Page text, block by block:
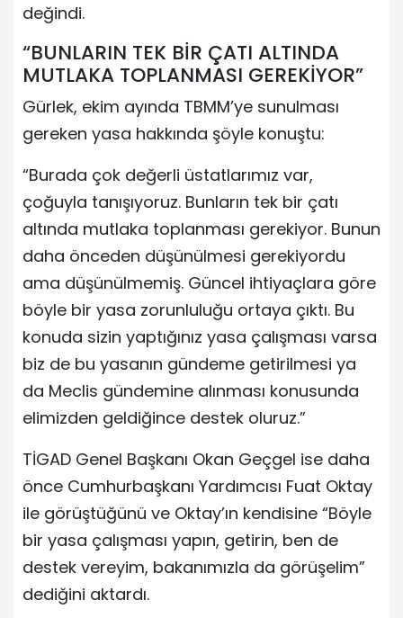
değindi.
“BUNLARIN TEK BİR ÇATI ALTINDA
MUTLAKA TOPLANMASI GEREKİYOR”
Gürlek, ekim ayında TBMM’ye sunulması
gereken yasa hakkında şöyle konuştu:
“Burada çok değerli üstatlarımız var,
çoğuyla tanışıyoruz. Bunların tek bir çatı
altında mutlaka toplanması gerekiyor. Bunun
daha önceden düşünülmesi gerekiyordu
ama düşünülmemiş. Güncel ihtiyaçlara göre
böyle bir yasa zorunluluğu ortaya çıktı. Bu
konuda sizin yaptığınız yasa çalışması varsa
biz de bu yasanın gündeme getirilmesi ya
da Meclis gündemine alınması konusunda
elimizden geldiğince destek oluruz.”
TİGAD Genel Başkanı Okan Geçgel ise daha
önce Cumhurbaşkanı Yardımcısı Fuat Oktay
ile görüştüğünü ve Oktay’ın kendisine “Böyle
bir yasa çalışması yapın, getirin, ben de
destek vereyim, bakanımızla da görüşelim”
dediğini aktardı.